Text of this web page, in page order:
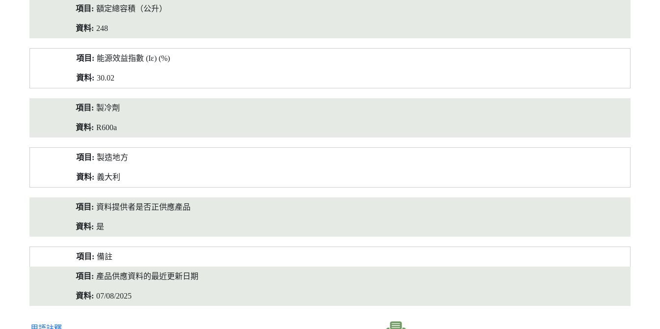
額定總容積（公升）
248
能源效益指數 (Iε) (%)
30.02
製冷劑
R600a
製造地方
義大利
資料提供者是否正供應產品
是
備註
產品供應資料的最近更新日期
07/08/2025